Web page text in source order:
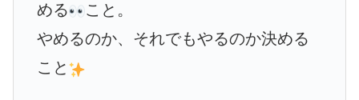
める
こと。
やめるのか、それでもやるのか決める
こと